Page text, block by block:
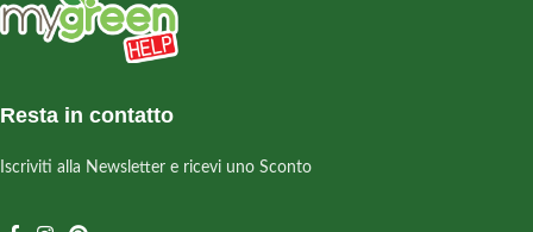
Resta in contatto
Iscriviti alla Newsletter e ricevi uno Sconto